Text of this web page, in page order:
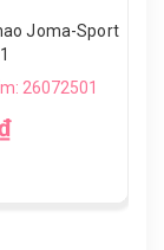
Joma-Sport
26072501